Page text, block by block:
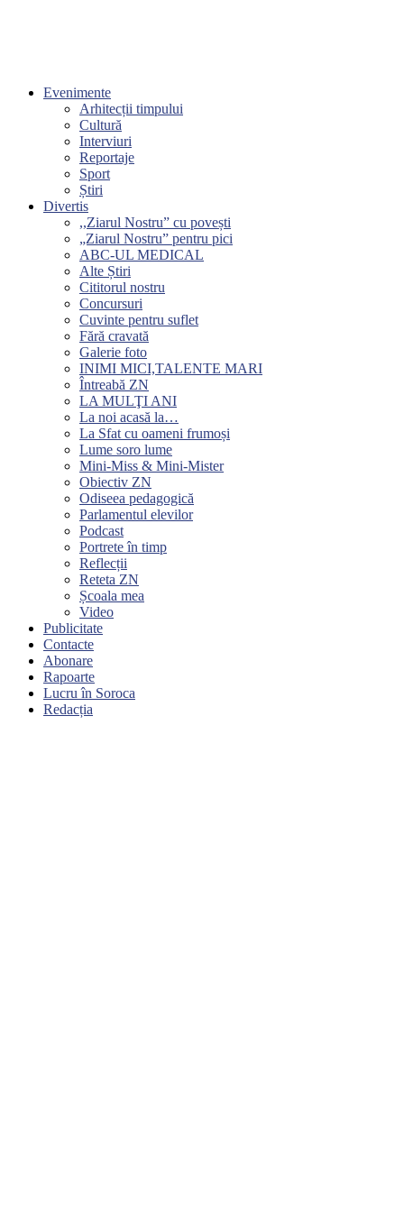
Evenimente
Arhitecții timpului
Cultură
Interviuri
Reportaje
Sport
Știri
Divertis
,,Ziarul Nostru” cu povești
„Ziarul Nostru” pentru pici
ABC-UL MEDICAL
Alte Știri
Cititorul nostru
Concursuri
Cuvinte pentru suflet
Fără cravată
Galerie foto
INIMI MICI,TALENTE MARI
Întreabă ZN
LA MULŢI ANI
La noi acasă la…
La Sfat cu oameni frumoși
Lume soro lume
Mini-Miss & Mini-Mister
Obiectiv ZN
Odiseea pedagogică
Parlamentul elevilor
Podcast
Portrete în timp
Reflecții
Reteta ZN
Școala mea
Video
Publicitate
Contacte
Abonare
Rapoarte
Lucru în Soroca
Redacția